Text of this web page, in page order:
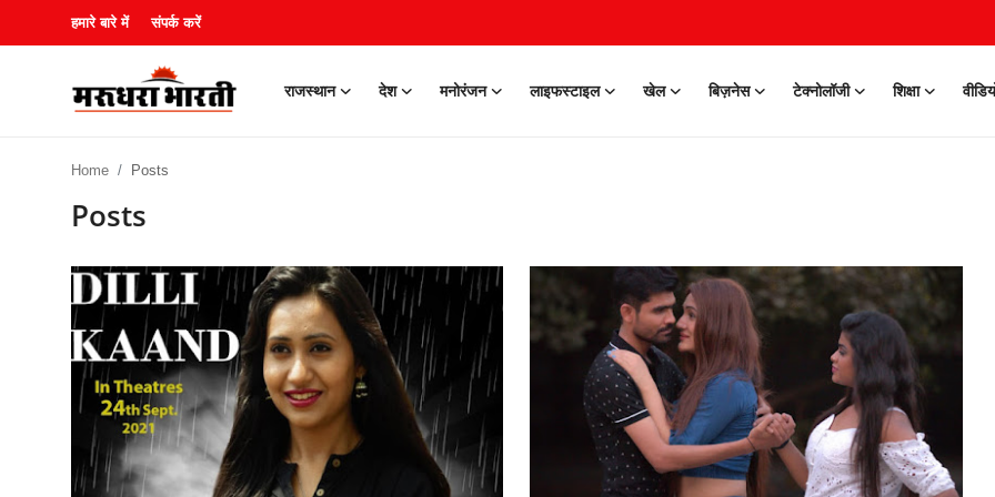
हमारे बारे में संपर्क करें
राजस्थान देश मनोरंजन लाइफस्टाइल खेल बिज़नेस टेक्नोलॉजी शिक्षा
लाइफस्टाइल
Home Posts
Posts